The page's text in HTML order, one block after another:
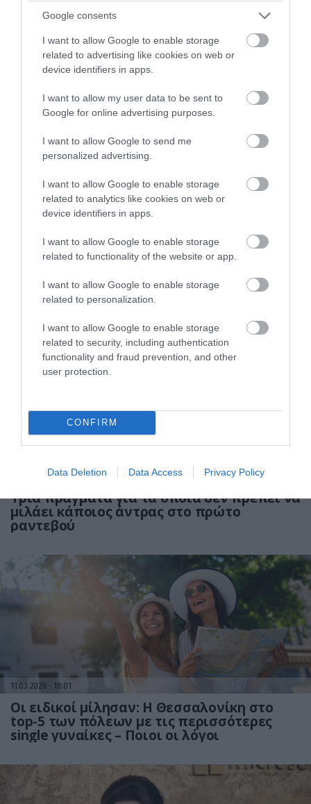
Google consents
I want to allow Google to enable storage
related to advertising like cookies on web or
device identifiers in apps.
I want to allow my user data to be sent to
Google for online advertising purposes.
I want to allow Google to send me
personalized advertising.
I want to allow Google to enable storage
related to analytics like cookies on web or
device identifiers in apps.
I want to allow Google to enable storage
related to functionality of the website or app.
I want to allow Google to enable storage
related to personalization.
I want to allow Google to enable storage
related to security, including authentication
functionality and fraud prevention, and other
user protection.
CONFIRM
Data Deletion Data Access Privacy Policy
Αναζητάτε τόνωση του οργανισμού
και της διάθεσής σας; Αυτά τα
συμπληρώματα θα αλλάξουν την
καθημερινότητά σας!
Φυσική υποστήριξη για ενέργεια, υγεία & ευεξία
04.04.2026 00:01
Τρία πράγματα για τα οποία δεν πρέπει να
μιλάει κάποιος άντρας στο πρώτο
ραντεβού
11.03.2026 18:01
Οι ειδικοί μίλησαν: Η Θεσσαλονίκη στο
top-5 των πόλεων με τις περισσότερες
single γυναίκες – Ποιοι οι λόγοι